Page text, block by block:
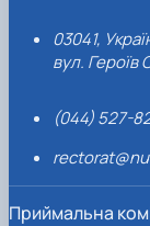
03041,
вул. Героїв
(044) 527-
Приймальна